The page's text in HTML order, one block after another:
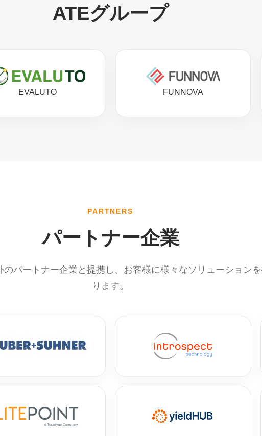
ATEグループ
EVALUTO FUNNOVA
PARTNERS
パートナー企業
のパートナー企業と提携し、お客様に様々なソリューション
ります。